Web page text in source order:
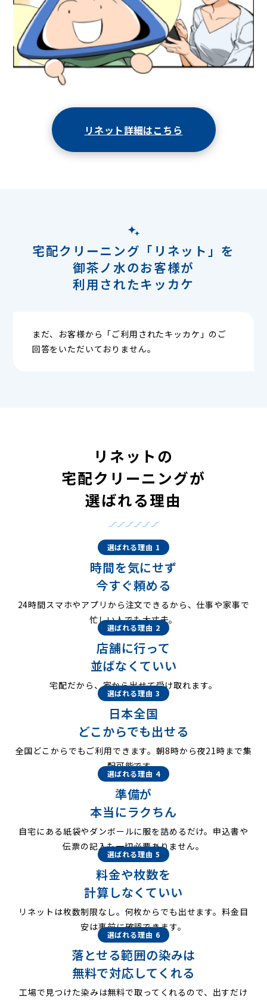
リネット詳細はこちら
宅配クリーニング「リネット」を
御茶ノ水のお客様が
利用されたキッカケ
まだ、お客様から「ご利用されたキッカケ」のご
回答をいただいておりません。
リネットの
宅配クリーニングが
選ばれる理由
選ばれる理由 1
時間を気にせず
今すぐ頼める
24時間スマホやアプリから注文できるから、仕事や家事で
忙しい人でも大丈夫。
選ばれる理由 2
店舗に行って
並ばなくていい
宅配だから、家から出せて受け取れます。
選ばれる理由 3
日本全国
どこからでも出せる
全国どこからでもご利用できます。朝8時から夜21時まで集
配可能です。
選ばれる理由 4
準備が
本当にラクちん
自宅にある紙袋やダンボールに服を詰めるだけ。申込書や
伝票の記入も一切必要ありません。
選ばれる理由 5
料金や枚数を
計算しなくていい
リネットは枚数制限なし。何枚からでも出せます。料金目
安は事前に確認できます。
選ばれる理由 6
落とせる範囲の染みは
無料で対応してくれる
工場で見つけた染みは無料で取ってくれるので、出すだけ